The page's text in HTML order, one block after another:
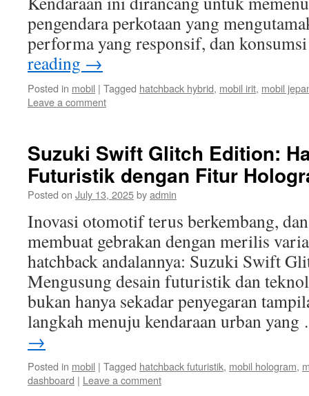
pengendara perkotaan yang
performa yang responsif, dan
reading →
Posted in mobil | Tagged hatchback hybrid, mobil irit, mobil
Leave a comment
Suzuki Swift Glitch Edition:
Futuristik dengan Fitur
Posted on July 13, 2025byadmin
Inovasi otomotif terus berkembang,
membuat gebrakan dengan merilis
hatchback andalannya: Suzuki Swift
Mengusung desain futuristik dan
bukan hanya sekadar penyegaran
langkah menuju kendaraan urban
→
Posted in mobil | Tagged hatchback futuristik, mobil hologram,
dashboard | Leave a comment